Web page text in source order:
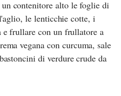
contenitore alto le foglie di
le lenticchie cotte, i
frullare con un frullatore a
vegana con curcuma, sale
di verdure crude da